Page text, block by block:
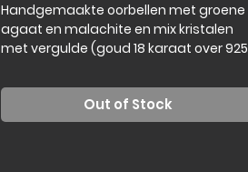
Handgemaakte oorbellen met groene
agaat en malachite en mix kristalen
met vergulde (goud 18 karaat over 925
Out of Stock